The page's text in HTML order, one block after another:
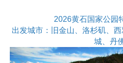
2026黄石国家公园
出发城市：旧金山、洛杉矶、
城、丹